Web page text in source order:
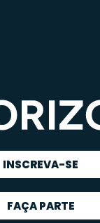
INSCREVA-SE
FAÇA PARTE